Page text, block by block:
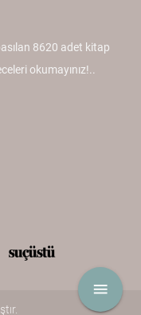
menu
8620 adet kitap
okumayınız!..